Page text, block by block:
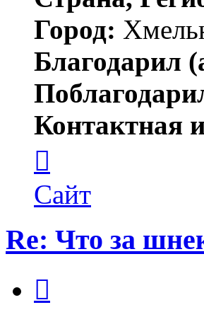
Город:
Благодарил
Контактная
пользователя
optimal
Сайт
Re: Что за